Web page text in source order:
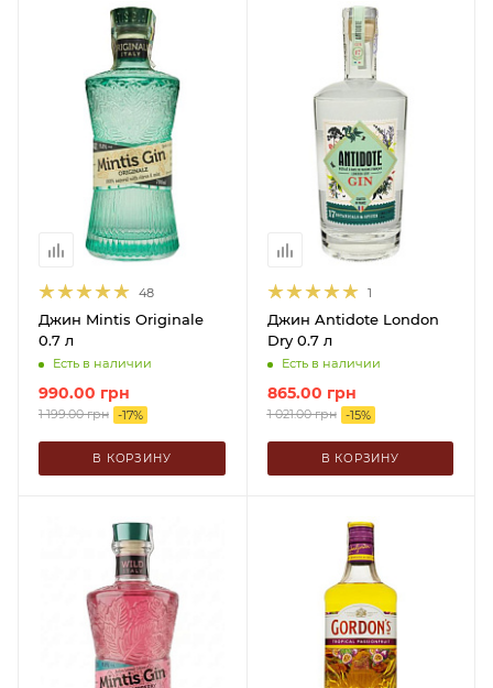
48
Джин Mintis Originale
0.7 л
Есть в наличии
990.00 грн
1 199.00грн -17%
В КОРЗИНУ
1
Джин Antidote London
Dry 0.7 л
Есть в наличии
865.00 грн
1 021.00грн -15%
В КОРЗИНУ